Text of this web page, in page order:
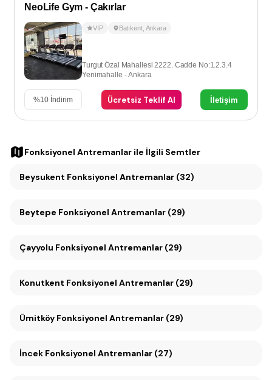
NeoLife Gym - Çakırlar
VIP Batıkent, Ankara
Turgut Özal Mahallesi 2222. Cadde No:1.2.3.4
Yenimahalle - Ankara
%10 İndirim Ücretsiz Teklif Al İletişim
Fonksiyonel Antremanlar ile İlgili Semtler
Beysukent Fonksiyonel Antremanlar (32)
Beytepe Fonksiyonel Antremanlar (29)
Çayyolu Fonksiyonel Antremanlar (29)
Konutkent Fonksiyonel Antremanlar (29)
Ümitköy Fonksiyonel Antremanlar (29)
İncek Fonksiyonel Antremanlar (27)